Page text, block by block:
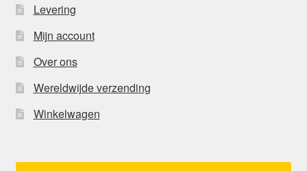
Levering
Mijn account
Over ons
Wereldwijde verzending
Winkelwagen